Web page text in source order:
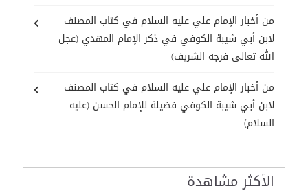
من أخبار الإمام علي عليه السلام في كتاب المصنف
لابن أبي شيبة الكوفي في ذكر الإمام المهدي (عجل
الله تعالى فرجه الشريف)
من أخبار الإمام علي عليه السلام في كتاب المصنف
لابن أبي شيبة الكوفي فضيلة للإمام الحسن (عليه
السلام)
الأكثر مشاهدة